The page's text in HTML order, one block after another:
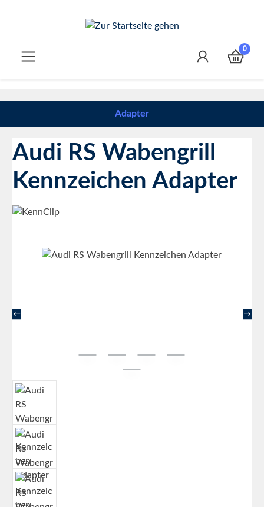
0
Adapter
Audi RS Wabengrill
Kennzeichen Adapter
Bildergalerie überspringen